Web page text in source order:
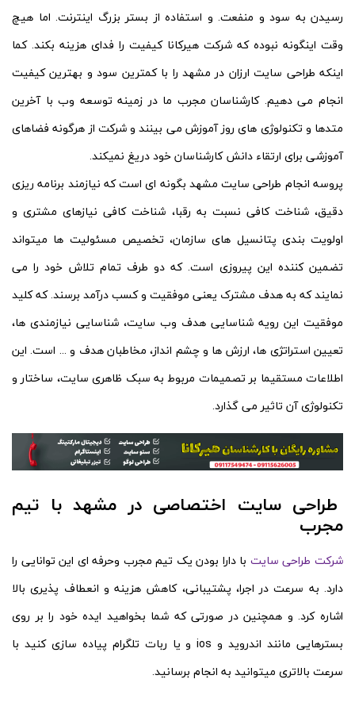
رسیدن به سود و منفعت. و استفاده از بستر بزرگ اینترنت. اما هیچ
وقت اینگونه نبوده که شرکت هیرکانا کیفیت را فدای هزینه بکند. کما
اینکه طراحی سایت ارزان در مشهد را با کمترین سود و بهترین کیفیت
انجام می دهیم. کارشناسان مجرب ما در زمینه توسعه وب با آخرین
متدها و تکنولوژی های روز آموزش می بینند و شرکت از هرگونه فضاهای
آموزشی برای ارتقاء دانش کارشناسان خود دریغ نمیکند.
پروسه انجام طراحی سایت مشهد بگونه ای است که نیازمند برنامه ریزی
دقیق، شناخت کافی نسبت به رقبا، شناخت کافی نیازهای مشتری و
اولویت بندی پتانسیل های سازمان، تخصیص مسئولیت ها میتواند
تضمین کننده این پیروزی است. که دو طرف تمام تلاش خود را می
نمایند که به هدف مشترک یعنی موفقیت و کسب درآمد برسند. که کلید
موفقیت این رویه شناسایی هدف وب سایت، شناسایی نیازمندی ها،
تعیین استراتژی ها، ارزش ها و چشم انداز، مخاطبان هدف و ... است. این
اطلاعات مستقیما بر تصمیمات مربوط به سبک ظاهری سایت، ساختار و
تکنولوژی آن تاثیر می گذارد.
طراحی سایت اختصاصی در مشهد با تیم
مجرب
شرکت طراحی سایت با دارا بودن یک تیم مجرب وحرفه ای این توانایی را
دارد. به سرعت در اجرا، پشتیبانی، کاهش هزینه و انعطاف پذیری بالا
اشاره کرد. و همچنین در صورتی که شما بخواهید ایده خود را بر روی
بسترهایی مانند اندروید و ios و یا ربات تلگرام پیاده سازی کنید با
سرعت بالاتری میتوانید به انجام برسانید.